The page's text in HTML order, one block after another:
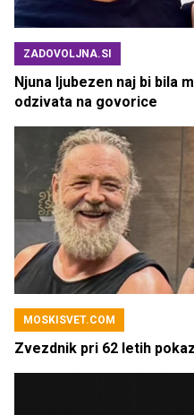
ZADOVOLJNA.SI
Njuna ljubezen naj bi bila
odzivata na govorice
MOSKISVET.COM
Zvezdnik pri 62 letih